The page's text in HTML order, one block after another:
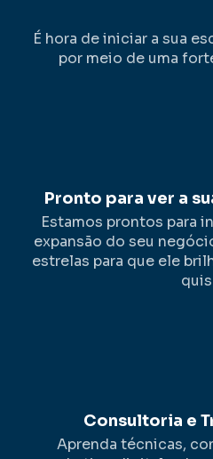
É hora de iniciar a sua
por meio de uma
Pronto para ver a
Estamos prontos para
expansão do seu
estrelas para que ele
Consultoria e
Aprenda técnicas,